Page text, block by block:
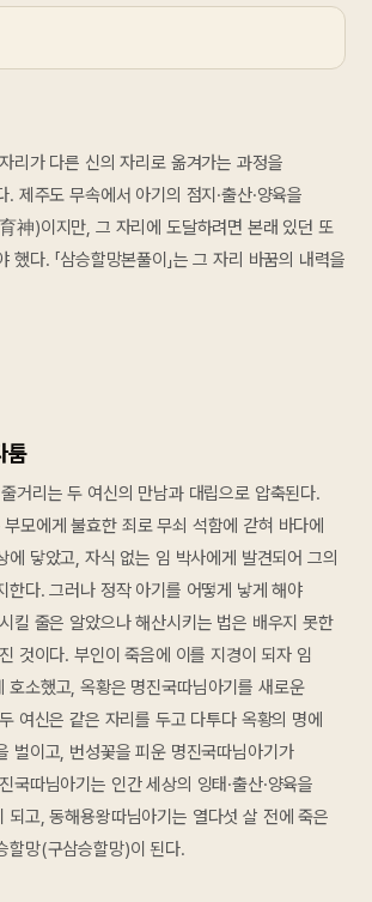
리가 다른 신의 자리로 옮겨가는 과정을
. 제주도 무속에서 아기의 점지·출산·양육을
神)이지만, 그 자리에 도달하려면 본래 있던 또
했다. 「삼승할망본풀이」는 그 자리 바꿈의 내력을
툼
줄거리는 두 여신의 만남과 대립으로 압축된다.
모에게 불효한 죄로 무쇠 석함에 갇혀 바다에
에 닿았고, 자식 없는 임 박사에게 발견되어 그의
한다. 그러나 정작 아기를 어떻게 낳게 해야
킬 줄은 알았으나 해산시키는 법은 배우지 못한
것이다. 부인이 죽음에 이를 지경이 되자 임
호소했고, 옥황은 명진국따님아기를 새로운
여신은 같은 자리를 두고 다투다 옥황의 명에
벌이고, 번성꽃을 피운 명진국따님아기가
국따님아기는 인간 세상의 잉태·출산·양육을
되고, 동해용왕따님아기는 열다섯 살 전에 죽은
할망(구삼승할망)이 된다.